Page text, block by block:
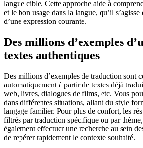
langue cible. Cette approche aide à
et le bon usage dans la langue, qu’il s’agisse
d’une expression courante.
Des millions d’exemples
textes authentiques
Des millions d’exemples de traduction sont
automatiquement à partir de textes déjà
web, livres, dialogues de films, etc. Vous
dans différentes situations, allant du style
langage familier. Pour plus de confort, les
filtrés par traduction spécifique ou par
également effectuer une recherche au sein
de repérer rapidement le contexte souhaité.